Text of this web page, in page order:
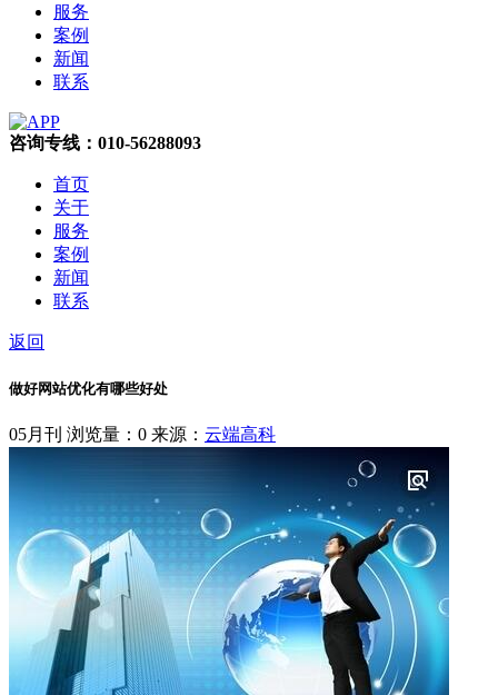
服务
案例
新闻
联系
咨询专线：010-56288093
首页
关于
服务
案例
新闻
联系
返回
做好网站优化有哪些好处
05月刊 浏览量：0 来源： 云端高科